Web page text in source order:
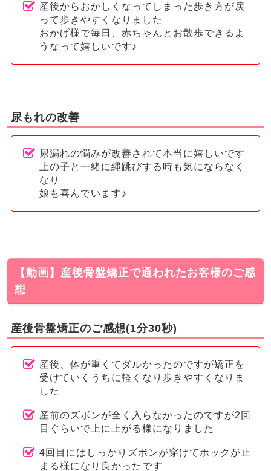
産後からおかしくなってしまった歩き方が戻
って歩きやすくなりました
おかげ様で毎日、赤ちゃんとお散歩できるよ
うなって嬉しいです♪
尿もれの改善
尿漏れの悩みが改善されて本当に嬉しいです
上の子と一緒に縄跳びする時も気にならなく
なり
娘も喜んでいます♪
【動画】産後骨盤矯正で通われたお客様のご感
想
産後骨盤矯正のご感想(1分30秒)
産後、体が重くてダルかったのですが矯正を
受けていくうちに軽くなり歩きやすくなりま
した
産前のズボンが全く入らなかったのですが2回
目ぐらいで上に上がる様になりました
4回目にはしっかりズボンが穿けてホックが止
まる様になり良かったです